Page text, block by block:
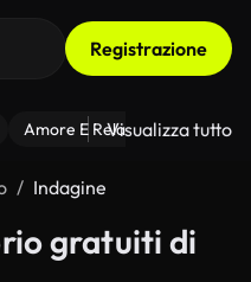
Registrazione
Amore E Relazioni Il
Visualizza tutto
Indagine
gratuiti di